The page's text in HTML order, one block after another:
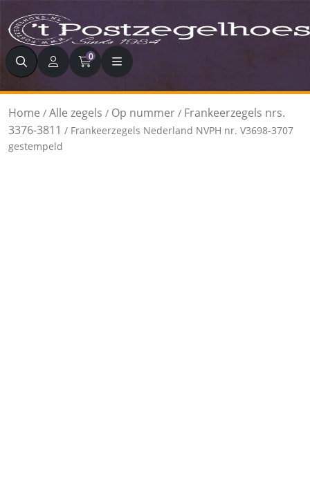
Zoeken 0
Home / Alle zegels / Op nummer / Frankeerzegels nrs.
3376-3811 / Frankeerzegels Nederland NVPH nr. V3698-3707
gestempeld